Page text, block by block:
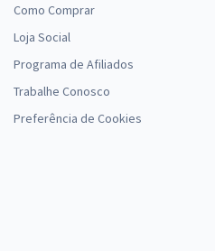
Como Comprar
Loja Social
Programa de Afiliados
Trabalhe Conosco
Preferência de Cookies